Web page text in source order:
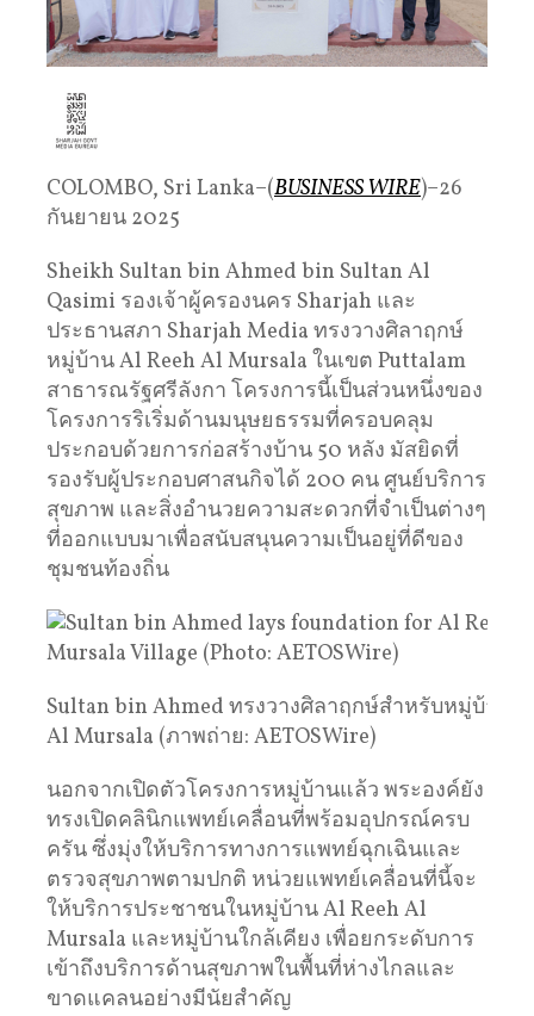
COLOMBO, Sri Lanka–(BUSINESS WIRE)–26
กันยายน 2025
Sheikh Sultan bin Ahmed bin Sultan Al
Qasimi รองเจ้าผู้ครองนคร Sharjah และ
ประธานสภา Sharjah Media ทรงวางศิลาฤกษ์
หมู่บ้าน Al Reeh Al Mursala ในเขต Puttalam
สาธารณรัฐศรีลังกา โครงการนี้เป็นส่วนหนึ่งของ
โครงการริเริ่มด้านมนุษยธรรมที่ครอบคลุม
ประกอบด้วยการก่อสร้างบ้าน 50 หลัง มัสยิดที่
รองรับผู้ประกอบศาสนกิจได้ 200 คน ศูนย์บริการ
สุขภาพ และสิ่งอำนวยความสะดวกที่จำเป็นต่างๆ
ที่ออกแบบมาเพื่อสนับสนุนความเป็นอยู่ที่ดีของ
ชุมชนท้องถิ่น
Sultan bin Ahmed ทรงวางศิลาฤกษ์สำหรับหมู่บ้าน
Al Mursala (ภาพถ่าย: AETOSWire)
นอกจากเปิดตัวโครงการหมู่บ้านแล้ว พระองค์ยัง
ทรงเปิดคลินิกแพทย์เคลื่อนที่พร้อมอุปกรณ์ครบ
ครัน ซึ่งมุ่งให้บริการทางการแพทย์ฉุกเฉินและ
ตรวจสุขภาพตามปกติ หน่วยแพทย์เคลื่อนที่นี้จะ
ให้บริการประชาชนในหมู่บ้าน Al Reeh Al
Mursala และหมู่บ้านใกล้เคียง เพื่อยกระดับการ
เข้าถึงบริการด้านสุขภาพในพื้นที่ห่างไกลและ
ขาดแคลนอย่างมีนัยสำคัญ